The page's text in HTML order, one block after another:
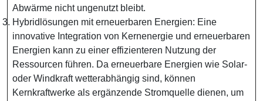
Abwärme nicht ungenutzt bleibt.
Hybridlösungen mit erneuerbaren Energien: Eine
innovative Integration von Kernenergie und erneuerbaren
Energien kann zu einer effizienteren Nutzung der
Ressourcen führen. Da erneuerbare Energien wie Solar-
oder Windkraft wetterabhängig sind, können
Kernkraftwerke als ergänzende Stromquelle dienen, um